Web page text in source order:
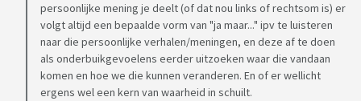
persoonlijke mening je deelt (of dat nou links of rechtsom is) er
volgt altijd een bepaalde vorm van "ja maar..." ipv te luisteren
naar die persoonlijke verhalen/meningen, en deze af te doen
als onderbuikgevoelens eerder uitzoeken waar die vandaan
komen en hoe we die kunnen veranderen. En of er wellicht
ergens wel een kern van waarheid in schuilt.